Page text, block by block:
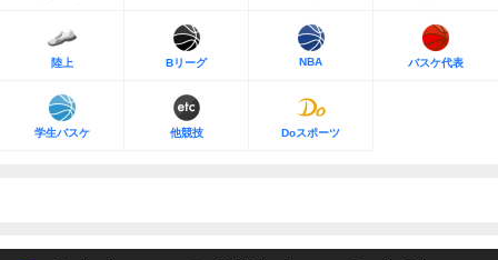
陸上 Bリーグ NBA バスケ代表
学生バスケ 他競技 Doスポーツ